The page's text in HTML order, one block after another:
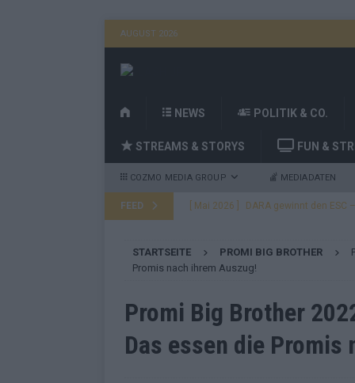
AUGUST 2026
H
M
E
NEWS POLITIK & CO.
STREAMS & STORYS FUN &
COZMO MEDIA GROUP MEDIADATEN
FEED [ Mai 2026 ] DARA gewinnt den
JJ, Lordi, Verka
EUROVISION
[ Mai 2026 ] ESC-Finale morgen:
STARTSEITE PROMI BIG BROTHER
Promis nach ihrem Auszug!
Promi Big Brother
Das essen die Promis